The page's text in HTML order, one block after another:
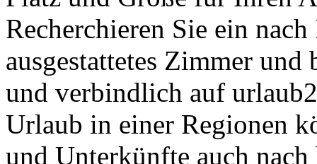
Recherchieren Sie ein
ausgestattetes Zimmer
und verbindlich auf
Urlaub in einer Regionen
und Unterkünfte auch